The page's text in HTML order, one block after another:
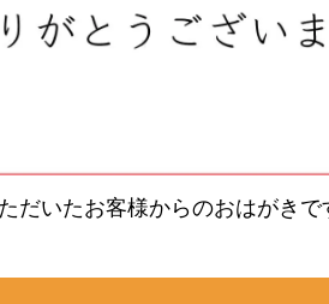
だいたお客様からのおはがき